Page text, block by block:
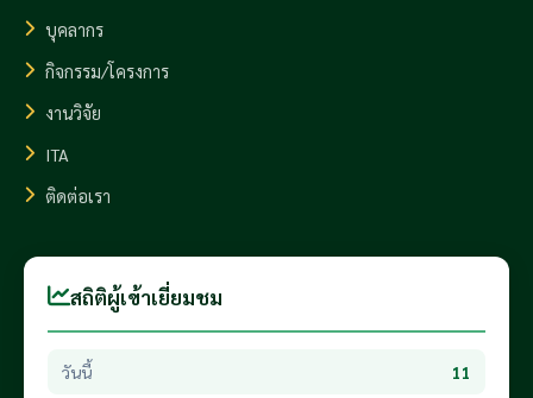
บุคลากร
กิจกรรม/โครงการ
งานวิจัย
ITA
ติดต่อเรา
สถิติผู้เข้าเยี่ยมชม
วันนี้ 11